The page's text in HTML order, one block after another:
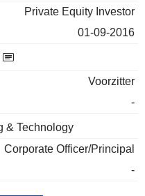
Private Equity Investor
01-09-2016
Voorzitter
-
& Technology
Corporate Officer/Principal
-